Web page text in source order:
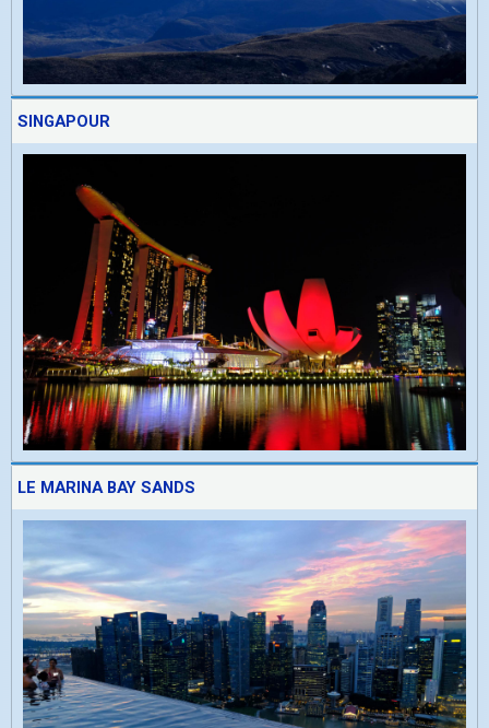
SINGAPOUR
LE MARINA BAY SANDS